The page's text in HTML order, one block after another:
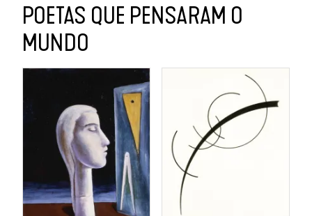
POETAS QUE PENSARAM O
MUNDO